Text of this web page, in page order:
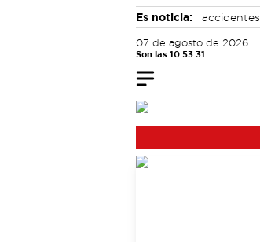
Es noticia:
07 de agosto de 2026
Son las 10:53:32